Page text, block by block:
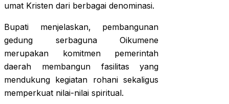
umat Kristen dari berbagai denominasi.
Bupati menjelaskan, pembangunan
gedung serbaguna Oikumene
merupakan komitmen pemerintah
daerah membangun fasilitas yang
mendukung kegiatan rohani sekaligus
memperkuat nilai-nilai spiritual.